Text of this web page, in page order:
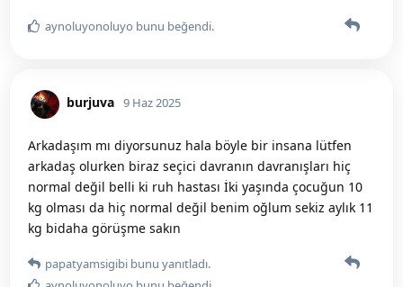
aynoluyonoluyo bunu beğendi.
burjuva 9 Haz 2025
Arkadaşım mı diyorsunuz hala böyle bir insana lütfen
arkadaş olurken biraz seçici davranın davranışları hiç
normal değil belli ki ruh hastası İki yaşında çocuğun 10
kg olması da hiç normal değil benim oğlum sekiz aylık 11
kg bidaha görüşme sakın
papatyamsigibi bunu yanıtladı.